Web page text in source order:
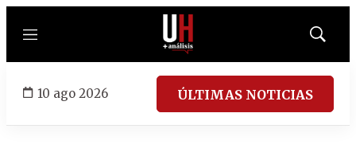
Menú
Mostrar
10 ago 2026 ÚLTIMAS NOTICIAS